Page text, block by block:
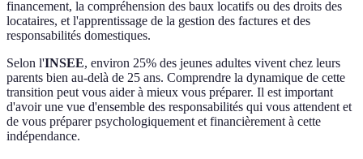
financement, la compréhension des baux locatifs ou des droits des
locataires, et l'apprentissage de la gestion des factures et des
responsabilités domestiques.
Selon l'INSEE, environ 25% des jeunes adultes vivent chez leurs
parents bien au-delà de 25 ans. Comprendre la dynamique de cette
transition peut vous aider à mieux vous préparer. Il est important
d'avoir une vue d'ensemble des responsabilités qui vous attendent et
de vous préparer psychologiquement et financièrement à cette
indépendance.